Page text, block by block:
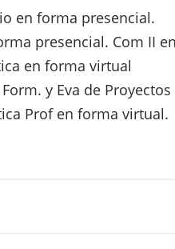
en forma presencial.
presencial. Com II
en forma virtual
y Eva de
Prof en forma virtual.